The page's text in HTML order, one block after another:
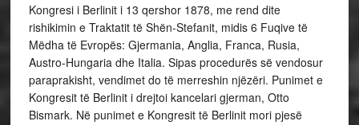
Kongresi i Berlinit i 13 qershor 1878, me rend dite
rishikimin e Traktatit të Shën-Stefanit, midis 6 Fuqive të
Mëdha të Evropës: Gjermania, Anglia, Franca, Rusia,
Austro-Hungaria dhe Italia. Sipas procedurës së vendosur
paraprakisht, vendimet do të merreshin njëzëri. Punimet e
Kongresit të Berlinit i drejtoi kancelari gjerman, Otto
Bismark. Në punimet e Kongresit të Berlinit mori pjesë